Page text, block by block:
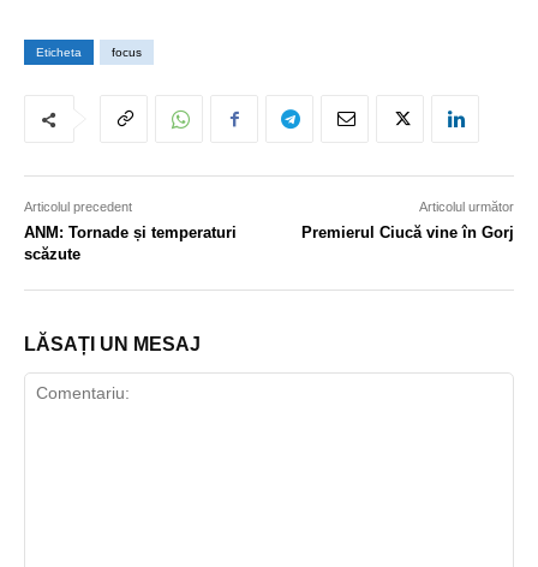
Eticheta focus
Articolul precedent
ANM: Tornade și temperaturi
scăzute
Articolul următor
Premierul Ciucă vine în Gorj
LĂSAȚI UN MESAJ